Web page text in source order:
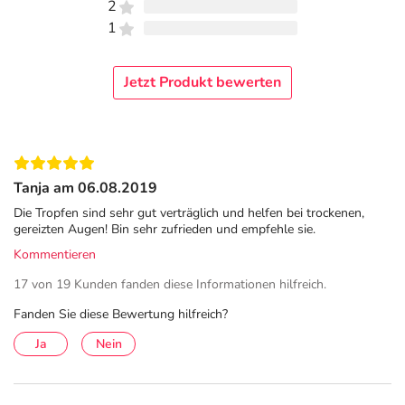
anderem in Strukturen des menschlichen Auges und im
Tränenfilm vor und ist daher besonders gut verträglich.
Wasser binden, haftet gut auf der Augenoberfläche und
ist viskoelastisch. HYLO-VISION® HD befeuchtet, benetzt
Feuchtigkeitsfilm. So werden Beschwerden wie Brennen
und Tränen spürbar gelindert.
Befeuchtende & schützende Augentropfen
Natürliche Augenbefeuchtung mit 0,1 % Hyaluronsäure
Linderung bei brennenden, tränenden Augen und
Leichtviskos
Wohltuend, langanhaltend und gut verträglich
Nach Anbruch 90 Tage verwendbar
2
1
Jetzt Produkt bewerten
Tanja am 06.08.2019
Die Tropfen sind sehr gut verträglich und helfen bei trockenen,
gereizten Augen! Bin sehr zufrieden und empfehle sie.
Kommentieren
17 von 19 Kunden fanden diese Informationen hilfreich.
Fanden Sie diese Bewertung hilfreich?
Ja
Nein